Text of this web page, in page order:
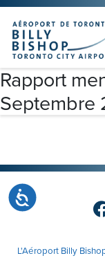
Veuillez
noter
Ce
site
Web
comprend
un
Accessibilité
Skip to main content
Rapport
Septembre
L'Aéroport Billy